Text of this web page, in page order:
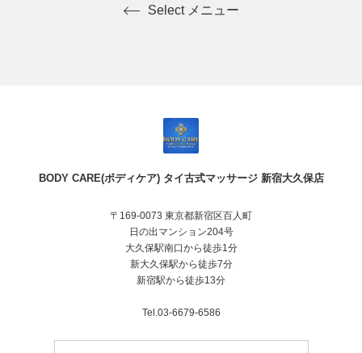
Select メニュー
BODY CARE(ボディケア) タイ古式マッサージ 新宿大久保店
〒169-0073 東京都新宿区百人町
日の出マンション204号
大久保駅南口から徒歩1分
新大久保駅から徒歩7分
新宿駅から徒歩13分
Tel.03-6679-6586